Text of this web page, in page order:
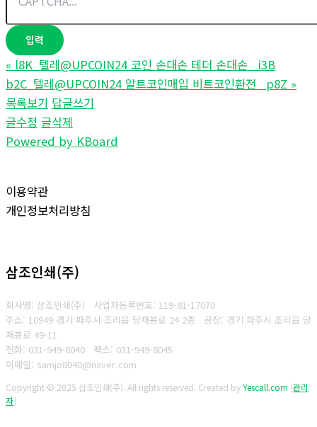
« l8K_텔레@UPCOIN24 코인 손대손 테더 손대손 _i3B
b2C_텔레@UPCOIN24 알트코인매입 비트코인환전 _p8Z »
목록보기 답글쓰기
글수정 글삭제
Powered by KBoard
이용약관
개인정보처리방침
삼조인쇄(주)
회사명: 삼조인쇄(주) 사업자등록번호: 119-81-17070
주소: 10949 경기 파주시 조리읍 당재봉로 24 2층 공장: 경기 파주시 조리읍 당
재봉로 49-11
전화: 031-949-8040
팩스: 031-949-8045
이메일: samjo8040@naver.com
Copyright © 2025 삼조인쇄(주). All rights reserved. Created byYescall.com [관리
자]